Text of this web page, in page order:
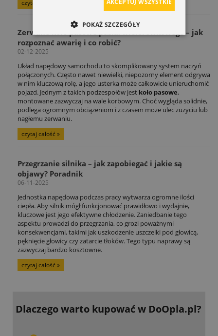
czytaj całość »
Zerwane koło pasowe paska wielorowkowego – jak
rozpoznać awarię i co robić?
02-12-2025
Układ napędowy samochodu to skomplikowany system naczyń
połączonych. Często nawet niewielki, niepozorny element odgrywa
w nim kluczową rolę, a jego usterka może całkowicie unieruchomić
pojazd. Jednym z takich podzespołów jest koło pasowe,
montowane zazwyczaj na wale korbowym. Choć wygląda solidnie,
podlega ogromnym obciążeniom i z czasem może ulec zużyciu lub
nagłemu zerwaniu.
czytaj całość »
Przegrzanie silnika – jak zapobiegać i jakie są
objawy? Poradnik
06-11-2025
Jednostka napędowa podczas pracy wytwarza ogromne ilości
ciepła. Aby silnik mógł funkcjonować prawidłowo i wydajnie,
kluczowe jest jego efektywne chłodzenie. Zaniedbanie tego
aspektu prowadzi do przegrzania, co grozi poważnymi
konsekwencjami, takimi jak uszkodzenie uszczelki pod głowicą,
pęknięcie głowicy czy zatarcie tłoków. Tego typu naprawy są
zazwyczaj bardzo kosztowne.
czytaj całość »
Dlaczego warto kupowaćw DoOpla.pl?
POKAŻ SZCZEGÓŁY